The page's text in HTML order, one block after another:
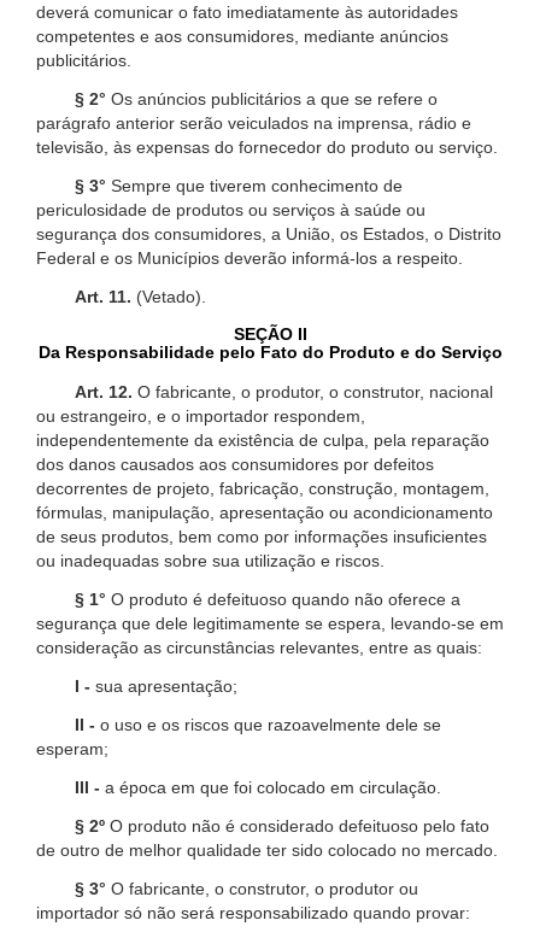
deverá comunicar o fato imediatamente às autoridades
competentes e aos consumidores, mediante anúncios
publicitários.
§ 2° Os anúncios publicitários a que se refere o
parágrafo anterior serão veiculados na imprensa, rádio e
televisão, às expensas do fornecedor do produto ou serviço.
§ 3° Sempre que tiverem conhecimento de
periculosidade de produtos ou serviços à saúde ou
segurança dos consumidores, a União, os Estados, o Distrito
Federal e os Municípios deverão informá-los a respeito.
Art. 11. (Vetado).
SEÇÃO II
Da Responsabilidade pelo Fato do Produto e do Serviço
Art. 12. O fabricante, o produtor, o construtor, nacional
ou estrangeiro, e o importador respondem,
independentemente da existência de culpa, pela reparação
dos danos causados aos consumidores por defeitos
decorrentes de projeto, fabricação, construção, montagem,
fórmulas, manipulação, apresentação ou acondicionamento
de seus produtos, bem como por informações insuficientes
ou inadequadas sobre sua utilização e riscos.
§ 1° O produto é defeituoso quando não oferece a
segurança que dele legitimamente se espera, levando-se em
consideração as circunstâncias relevantes, entre as quais:
I - sua apresentação;
II - o uso e os riscos que razoavelmente dele se
esperam;
III - a época em que foi colocado em circulação.
§ 2º O produto não é considerado defeituoso pelo fato
de outro de melhor qualidade ter sido colocado no mercado.
§ 3° O fabricante, o construtor, o produtor ou
importador só não será responsabilizado quando provar: